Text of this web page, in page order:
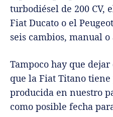
turbodiésel de 200 CV,
Fiat Ducato o el
seis cambios, manual
Tampoco hay que
que la Fiat Titano
producida en nuestro
como posible fecha